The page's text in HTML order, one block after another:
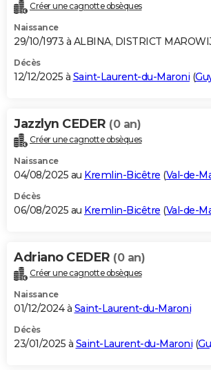
Destinations
City break
Voyage nature
Voyage de noces
Forum
Climat
+PHOTO
GUIDES D'ACHAT
BONS PLANS
Carte de Noël
Carte Bonne année
Carte Saint-Valentin
Carte Pâques
Carte d'anniversaire
DICTIONNAIRE
Dictionnaire
Biographies
Citations
Expressions
Proverbes
PROGRAMME TV
S'inscrire
Se connecter
Lycées
Collèges
Primaires
Universités
Entreprises
Service militaire
Avis de recherche
AVIS DE DÉCÈS
Bricolage
Lifestyle
Culture
Sport
Auto
Television
Voyage
Cinema
Créer une cagnotte obsèques
Naissance
29/10/1973 à ALBINA, DISTRICT
Décès
12/12/2025 à Saint-Laurent-du-Maroni (
Jazzlyn CEDER (0 an)
Créer une cagnotte obsèques
Naissance
04/08/2025 au Kremlin-Bicêtre (Val-de-
Décès
06/08/2025 au Kremlin-Bicêtre (Val-de-
Adriano CEDER (0 an)
Créer une cagnotte obsèques
Naissance
01/12/2024 à Saint-Laurent-du-Maroni
Décès
23/01/2025 à Saint-Laurent-du-Maroni (